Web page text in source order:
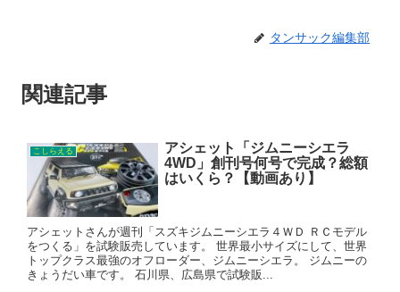
タンサック編集部
関連記事
こしらえる
アシェット「ジムニーシエラ
4WD」創刊号何号で完成？総額
はいくら？【動画あり】
アシェットさんが週刊「スズキジムニーシエラ４ＷＤ ＲＣモデル
をつくる」を試験販売しています。 世界最小サイズにして、世界
トップクラス最強のオフローダー、ジムニーシエラ。 ジムニーの
きょうだい車です。 石川県、広島県で試験販...